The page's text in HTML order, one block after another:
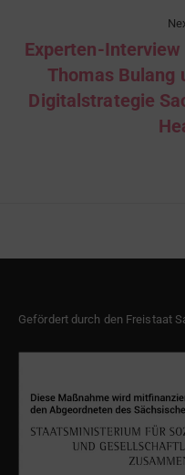
Experten-
Thomas Bulang
Digitalstrategie
Gefördert durch den Freistaat